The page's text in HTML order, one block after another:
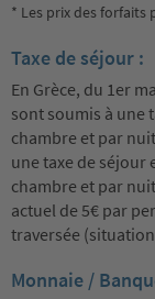
* Les prix des forfaits
Taxe de séjour :
En Grèce, du 1er
sont soumis à une
chambre et par
une taxe de séjour
chambre et par
actuel de 5€ par
traversée
Monnaie /